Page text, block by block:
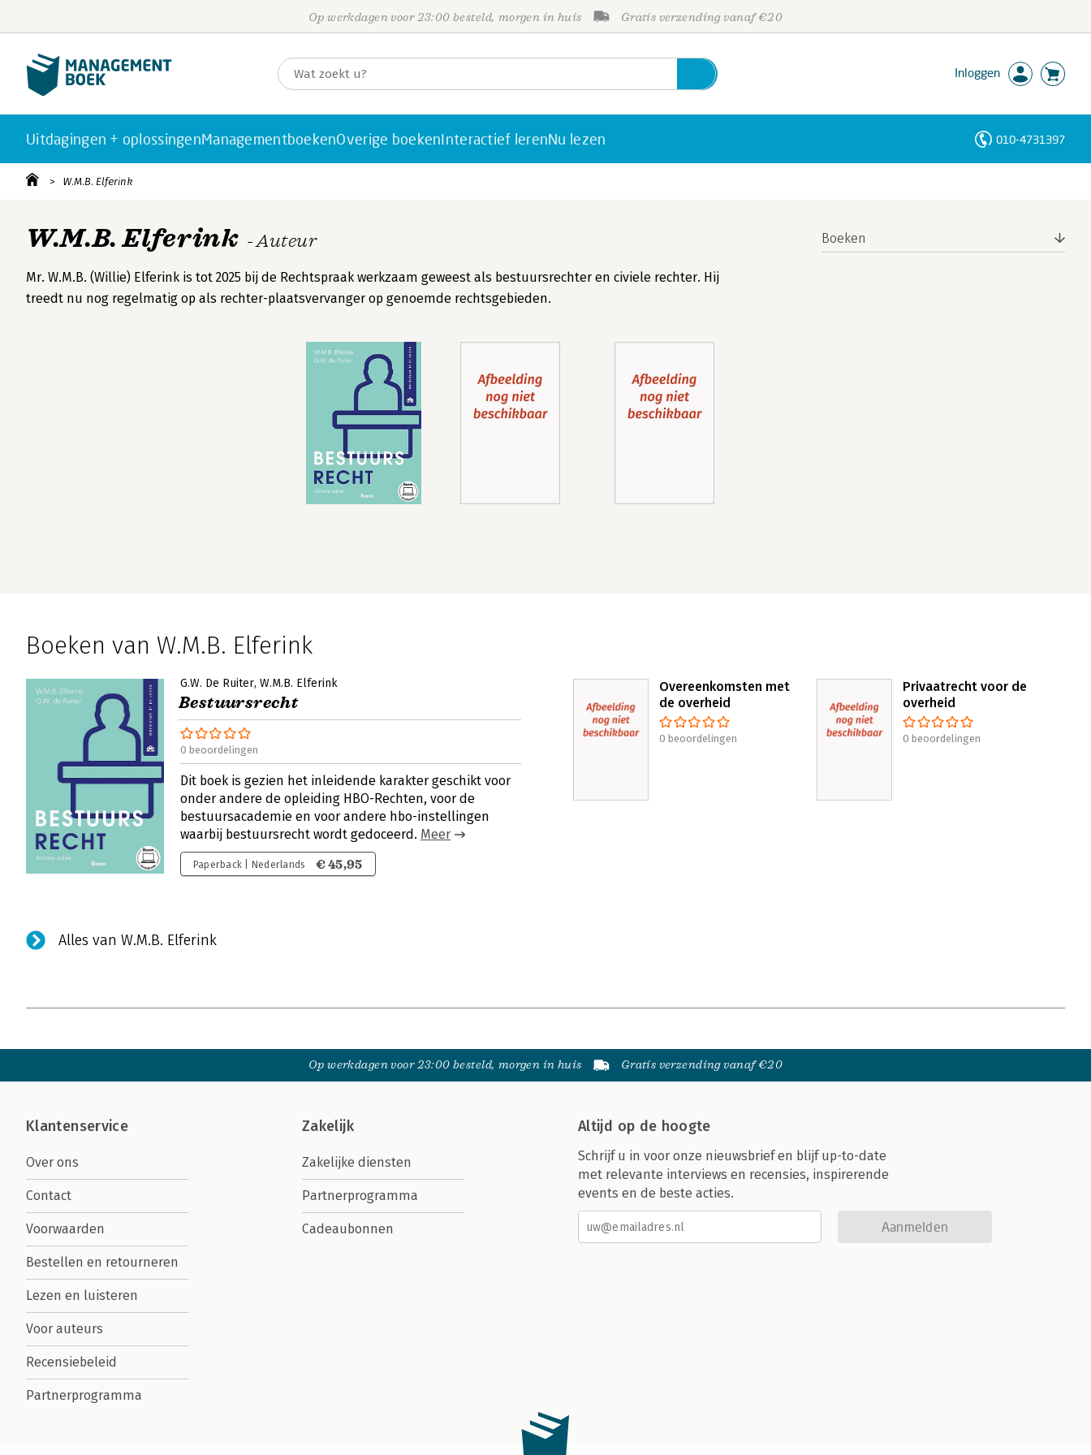
Op werkdagen voor 23:00 besteld, morgen in huis Gratis verzending vanaf €20
Inloggen
Uitdagingen + oplossingenManagementboekenOverige boekenInteractief lerenNu lezen 010-4731397
W.M.B. Elferink
W.M.B. Elferink - Auteur
Mr. W.M.B. (Willie) Elferink is tot 2025 bij de Rechtspraak werkzaam geweest als bestuursrechter en civiele rechter. Hij
treedt nu nog regel­matig op als rechter-plaatsvervanger op genoemde rechtsgebieden.
Boeken
Boeken van W.M.B. Elferink
G.W. De Ruiter W.M.B. Elferink
Bestuursrecht
0 beoordelingen
Dit boek is gezien het inleidende karakter geschikt voor
onder andere de opleiding HBO-Rechten, voor de
bestuursacademie en voor andere hbo-instellingen
waarbij bestuursrecht wordt gedoceerd. Meer
Paperback | Nederlands € 45,95
Overeenkomsten met
de overheid
0 beoordelingen
Privaatrecht voor de
overheid
0 beoordelingen
Alles van W.M.B. Elferink
Op werkdagen voor 23:00 besteld, morgen in huis Gratis verzending vanaf €20
Klantenservice
Over ons
Contact
Voorwaarden
Bestellen en retourneren
Lezen en luisteren
Voor auteurs
Recensiebeleid
Partnerprogramma
Zakelijk
Zakelijke diensten
Partnerprogramma
Cadeaubonnen
Altijd op de hoogte
Schrijf u in voor onze nieuwsbrief en blijf up-to-date
met relevante interviews en recensies, inspirerende
events en de beste acties.
Aanmelden
Personen